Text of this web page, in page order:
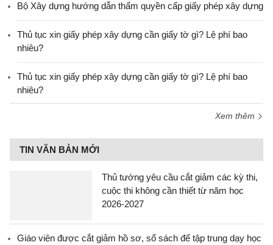
Bộ Xây dựng hướng dẫn thẩm quyền cấp giấy phép xây dựng
Thủ tục xin giấy phép xây dựng cần giấy tờ gì? Lệ phí bao
nhiêu?
Thủ tục xin giấy phép xây dựng cần giấy tờ gì? Lệ phí bao
nhiêu?
Xem thêm
TIN VĂN BẢN MỚI
Thủ tướng yêu cầu cắt giảm các kỳ thi,
cuộc thi không cần thiết từ năm học
2026-2027
Giáo viên được cắt giảm hồ sơ, sổ sách để tập trung dạy học